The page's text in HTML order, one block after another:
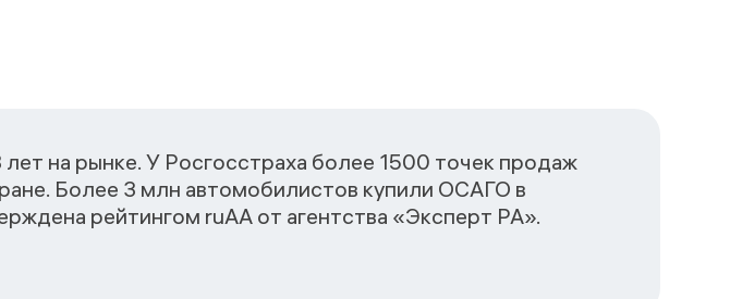
на рынке. У Росгосстраха более 1500 точек продаж
Более 3 млн автомобилистов купили ОСАГО в
рейтингом ruАА от агентства «Эксперт РА».